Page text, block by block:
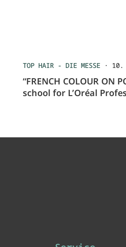
TOP HAIR - DIE MESSE· 10.
“FRENCH COLOUR ON
school for L’Oréal